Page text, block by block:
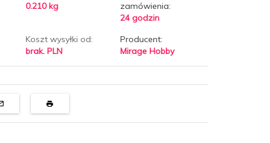
0.210 kg
zamówienia:
24 godzin
Koszt wysyłki od:
brak. PLN
Producent:
Mirage Hobby